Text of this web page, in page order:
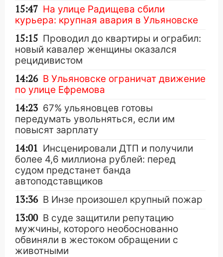
15:47 На улице Радищева сбили
курьера: крупная авария в Ульяновске
15:15 Проводил до квартиры и ограбил:
новый кавалер женщины оказался
рецидивистом
14:26 В Ульяновске ограничат движение
по улице Ефремова
14:23 67% ульяновцев готовы
передумать увольняться, если им
повысят зарплату
14:01 Инсценировали ДТП и получили
более 4,6 миллиона рублей: перед
судом предстанет банда
автоподставщиков
13:36 В Инзе произошел крупный пожар
13:00 В суде защитили репутацию
мужчины, которого необоснованно
обвиняли в жестоком обращении с
животными